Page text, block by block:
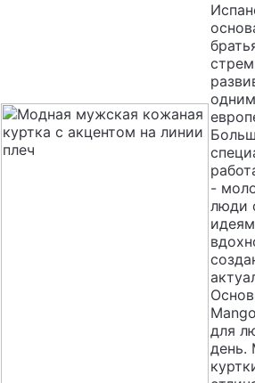
-
люди
для
день.